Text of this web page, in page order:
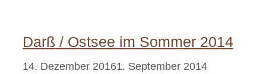
Darß / Ostsee im Sommer 2014
14. Dezember 20161. September 2014